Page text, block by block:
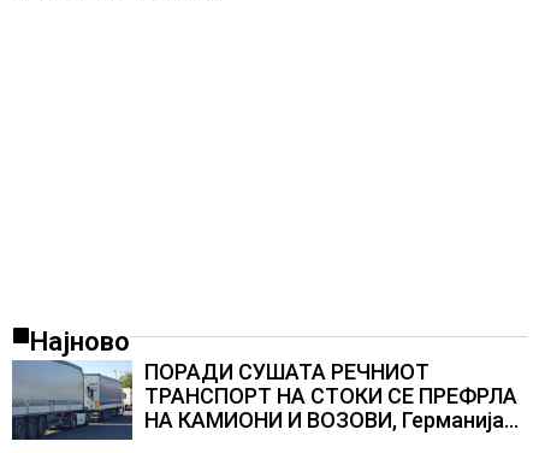
Најново
ПОРАДИ СУШАТА РЕЧНИОТ
ТРАНСПОРТ НА СТОКИ СЕ ПРЕФРЛА
НА КАМИОНИ И ВОЗОВИ, Германија